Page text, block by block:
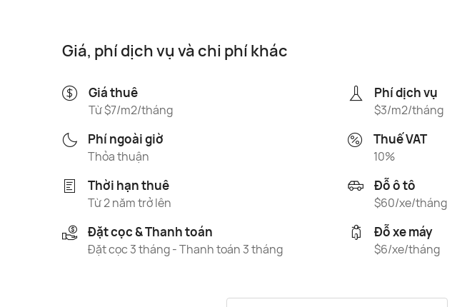
Giá, phí dịch vụ và chi phí khác
Giá thuê
Từ $7/m2/tháng
Phí dịch vụ
$3/m2/tháng
Phí ngoài giờ
Thỏa thuận
Thuế VAT
10%
Thời hạn thuê
Từ 2 năm trở lên
Đỗ ô tô
$60/xe/tháng
Đặt cọc & Thanh toán
Đặt cọc 3 tháng - Thanh toán 3 tháng
Đỗ xe máy
$6/xe/tháng